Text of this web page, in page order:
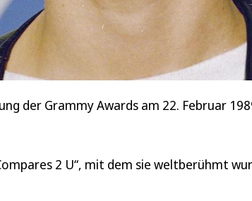
der Grammy Awards am 22. Februar
2 U“, mit dem sie weltberühmt